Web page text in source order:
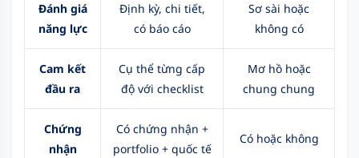
Đánh giá
năng lực
Định kỳ, chi tiết,
có báo cáo
Sơ sài hoặc
không có
Cam kết
đầu ra
Cụ thể từng cấp
độ với checklist
Mơ hồ hoặc
chung chung
Chứng
nhận
Có chứng nhận +
portfolio + quốc tế
Có hoặc không